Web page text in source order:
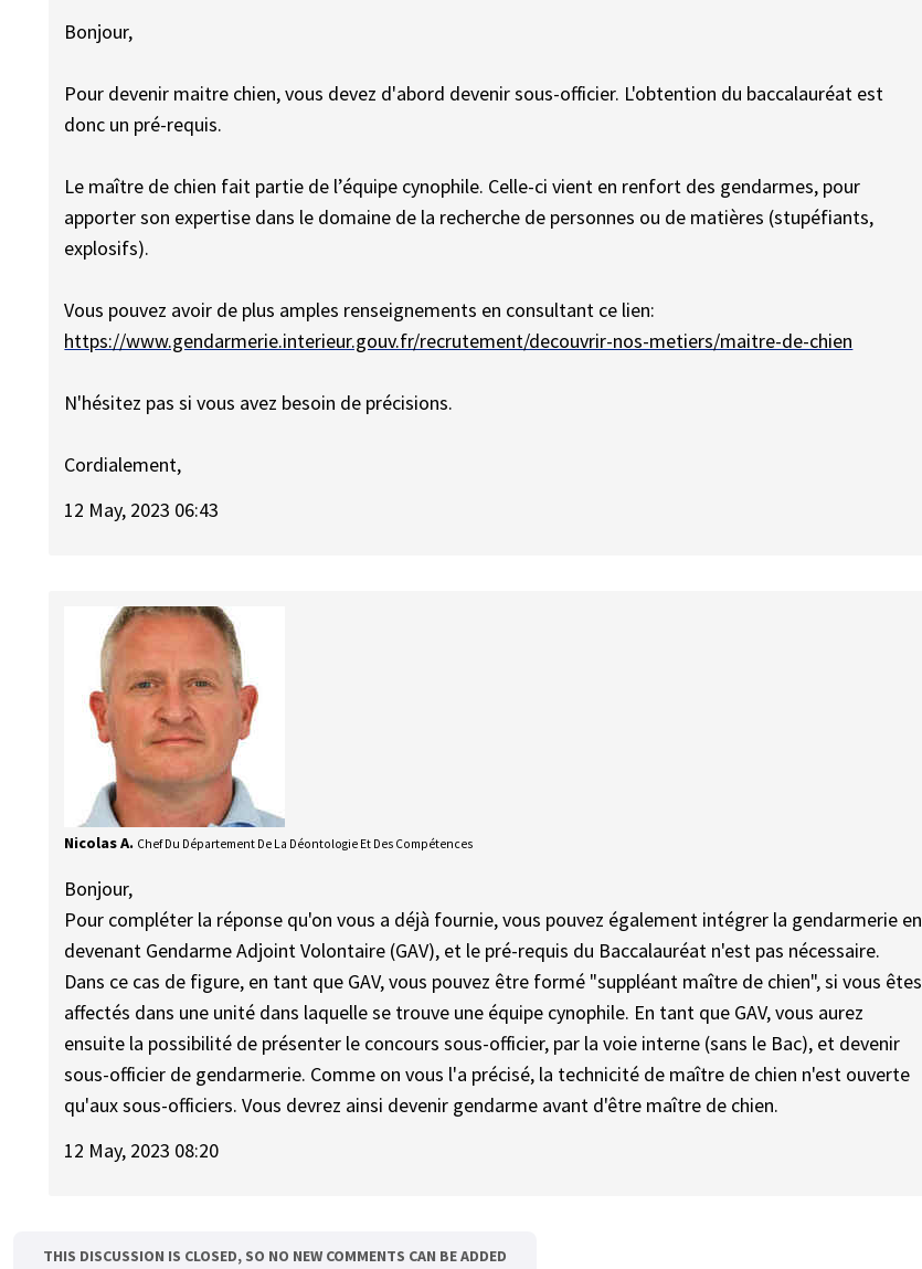
Bonjour,
Pour devenir maitre chien, vous devez d'abord devenir sous-officier. L'obtention du baccalauréat est
donc un pré-requis.
Le maître de chien fait partie de l’équipe cynophile. Celle-ci vient en renfort des gendarmes, pour
apporter son expertise dans le domaine de la recherche de personnes ou de matières (stupéfiants,
explosifs).
Vous pouvez avoir de plus amples renseignements en consultant ce lien:
https://www.gendarmerie.interieur.gouv.fr/recrutement/decouvrir-nos-metiers/maitre-de-chien
N'hésitez pas si vous avez besoin de précisions.
Cordialement,
12 May, 2023 06:43
Nicolas A. Chef Du Département De La Déontologie Et Des Compétences
Bonjour,
Pour compléter la réponse qu'on vous a déjà fournie, vous pouvez également intégrer la gendarmerie en
devenant Gendarme Adjoint Volontaire (GAV), et le pré-requis du Baccalauréat n'est pas nécessaire.
Dans ce cas de figure, en tant que GAV, vous pouvez être formé "suppléant maître de chien", si vous êtes
affectés dans une unité dans laquelle se trouve une équipe cynophile. En tant que GAV, vous aurez
ensuite la possibilité de présenter le concours sous-officier, par la voie interne (sans le Bac), et devenir
sous-officier de gendarmerie. Comme on vous l'a précisé, la technicité de maître de chien n'est ouverte
qu'aux sous-officiers. Vous devrez ainsi devenir gendarme avant d'être maître de chien.
12 May, 2023 08:20
THIS DISCUSSION IS CLOSED, SO NO NEW COMMENTS CAN BE ADDED